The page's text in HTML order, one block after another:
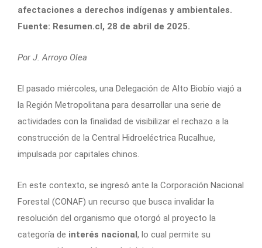
afectaciones a derechos indígenas y ambientales.
Fuente: Resumen.cl, 28 de abril de 2025.
Por J. Arroyo Olea
El pasado miércoles, una Delegación de Alto Biobío viajó a
la Región Metropolitana para desarrollar una serie de
actividades con la finalidad de visibilizar el rechazo a la
construcción de la Central Hidroeléctrica Rucalhue,
impulsada por capitales chinos.
En este contexto, se ingresó ante la Corporación Nacional
Forestal (CONAF) un recurso que busca invalidar la
resolución del organismo que otorgó al proyecto la
categoría de interés nacional, lo cual permite su